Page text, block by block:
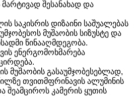
მარტივად შესანახად და
საკისრის დიზაინი საშუალებას
მუშაობის სიზუსტე და
წინააღმდეგობა.
ენერგომოხმარება
მუშაობის გასაუმჯობესებლად,
თვითმფრინავის ალუმინის
შეამციროს კამერის ყუთის